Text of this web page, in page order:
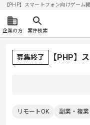
【PHP】スマートフォン向けゲー
企業の方 案件検索
募集終了 【PHP】
リモートOK 副業・複業